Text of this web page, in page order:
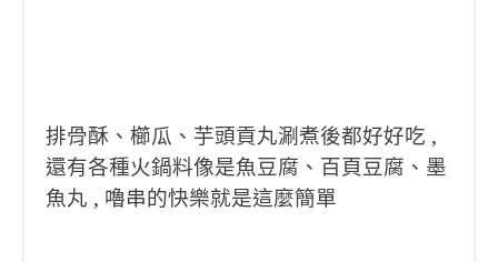
排骨酥、櫛瓜、芋頭貢丸涮煮後都好好吃 ,
還有各種火鍋料像是魚豆腐、百頁豆腐、墨
魚丸 , 嚕串的快樂就是這麼簡單